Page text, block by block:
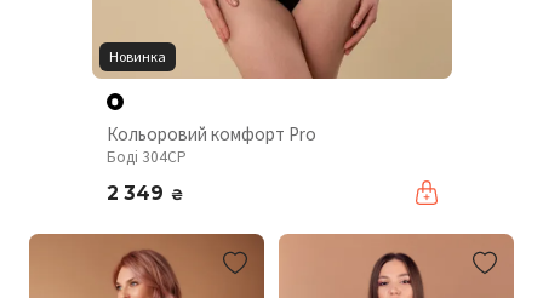
Новинка
Кольоровий комфорт Pro
Боді 304CP
2 349 ₴